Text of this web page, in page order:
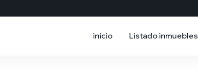
inicio Listado inmuebles